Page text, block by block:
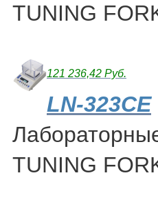
TUNING
121 236,42 Руб.
LN-323CE
TUNING